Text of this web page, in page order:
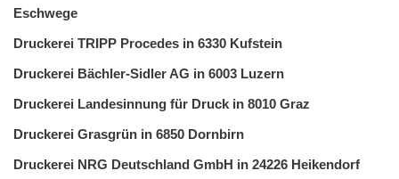
Eschwege
Druckerei TRIPP Procedes in 6330 Kufstein
Druckerei Bächler-Sidler AG in 6003 Luzern
Druckerei Landesinnung für Druck in 8010 Graz
Druckerei Grasgrün in 6850 Dornbirn
Druckerei NRG Deutschland GmbH in 24226 Heikendorf